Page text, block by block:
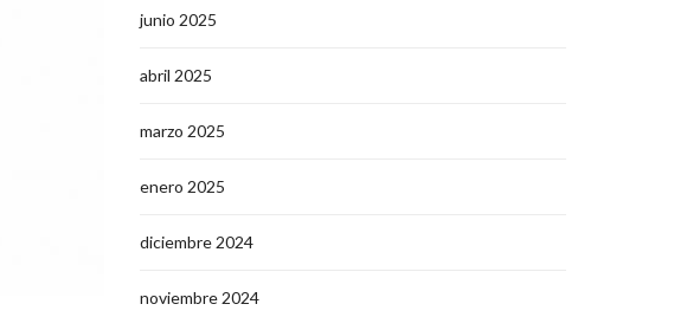
junio 2025
abril 2025
marzo 2025
enero 2025
diciembre 2024
noviembre 2024